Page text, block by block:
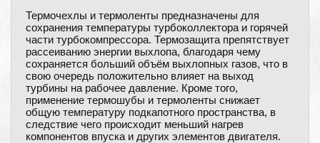
Термочехлы и термоленты предназначены для
сохранения температуры турбоколлектора и горячей
части турбокомпрессора. Термозащита препятствует
рассеиванию энергии выхлопа, благодаря чему
сохраняется больший объём выхлопных газов, что в
свою очередь положительно влияет на выход
турбины на рабочее давление. Кроме того,
применение термошубы и термоленты снижает
общую температуру подкапотного пространства, в
следствие чего происходит меньший нагрев
компонентов впуска и других элементов двигателя.